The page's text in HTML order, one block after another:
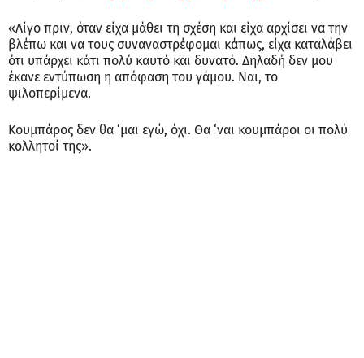
«Λίγο πριν, όταν είχα μάθει τη σχέση και είχα αρχίσει να την
βλέπω και να τους συναναστρέφομαι κάπως, είχα καταλάβει
ότι υπάρχει κάτι πολύ καυτό και δυνατό. Δηλαδή δεν μου
έκανε εντύπωση η απόφαση του γάμου. Ναι, το
ψιλοπερίμενα.
Κουμπάρος δεν θα ‘μαι εγώ, όχι. Θα ‘ναι κουμπάροι οι πολύ
κολλητοί της».